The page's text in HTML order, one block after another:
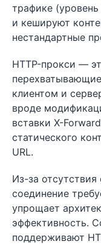
трафике
и кешируют
нестандартные
HTTP-прокси —
клиентом и
вроде
вставки X-
статического
URL.
Из-за
соединение
упрощает
эффективность.
поддерживают